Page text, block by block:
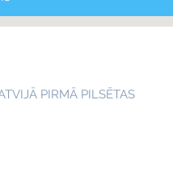
PIRMĀ PILSĒTAS